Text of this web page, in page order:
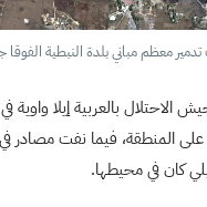
معظم مباني بلدة النبطية الفوقا
على المنطقة، فيما نفت مصادر
كان في محيطها.